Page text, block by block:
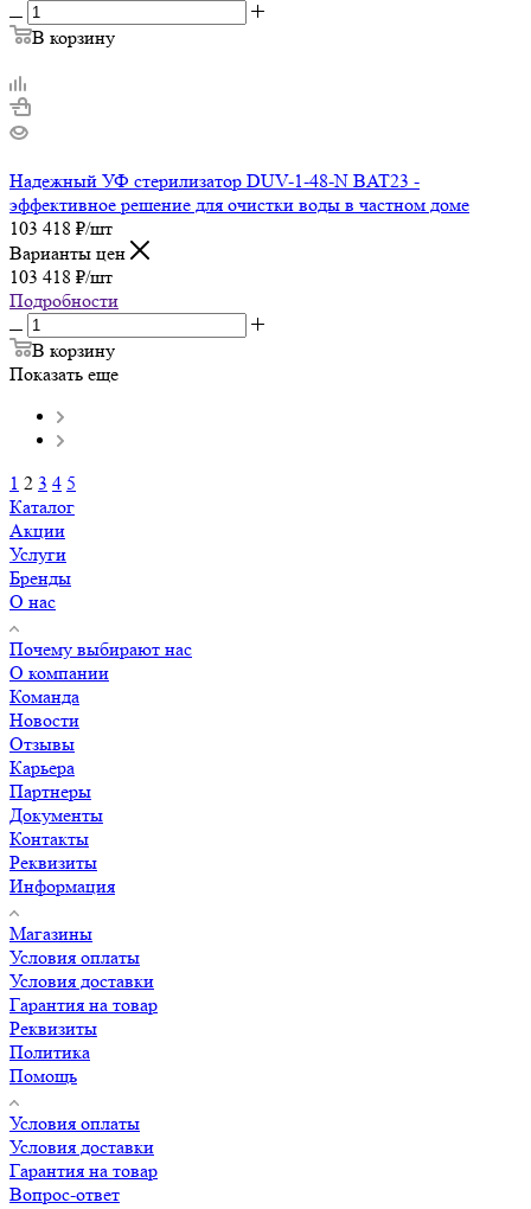
В корзину
Надежный УФ стерилизатор DUV-1-48-N BAT23 -
эффективное решение для очистки воды в частном доме
103 418 ₽/шт
Варианты цен
103 418 ₽/шт
Подробности
В корзину
Показать еще
1 2 3 4 5
Каталог
Акции
Услуги
Бренды
О нас
Почему выбирают нас
О компании
Команда
Новости
Отзывы
Карьера
Партнеры
Документы
Контакты
Реквизиты
Информация
Магазины
Условия оплаты
Условия доставки
Гарантия на товар
Реквизиты
Политика
Помощь
Условия оплаты
Условия доставки
Гарантия на товар
Вопрос-ответ